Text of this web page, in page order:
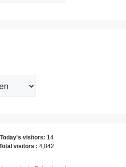
Today's visitors: 14
visitors : 4,842